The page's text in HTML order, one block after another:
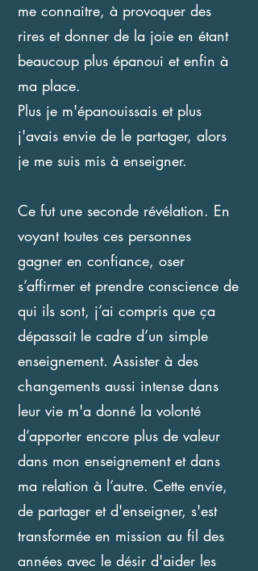
me connaitre, à provoquer des
rires et donner de la joie en étant
beaucoup plus épanoui et enfin à
ma place.
Plus je m'épanouissais et plus
j'avais envie de le partager, alors
je me suis mis à enseigner.
Ce fut une seconde révélation. En
voyant toutes ces personnes
gagner en confiance, oser
s’affirmer et prendre conscience de
qui ils sont, j’ai compris que ça
dépassait le cadre d’un simple
enseignement. Assister à des
changements aussi intense dans
leur vie m'a donné la volonté
d’apporter encore plus de valeur
dans mon enseignement et dans
ma relation à l’autre. Cette envie,
de partager et d'enseigner, s'est
transformée en mission au fil des
années avec le désir d'aider les